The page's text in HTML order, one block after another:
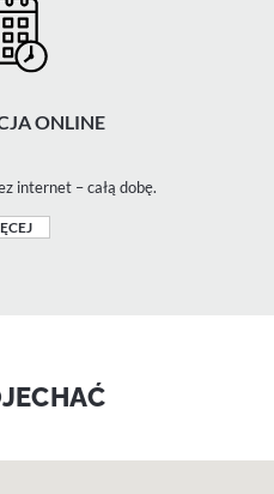
ONLINE
internet – całą dobę.